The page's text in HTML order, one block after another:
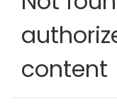
content